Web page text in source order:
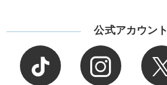
公式アカウント